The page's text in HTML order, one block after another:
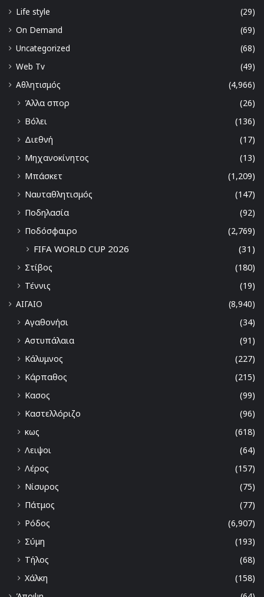
Life style
(29)
On Demand
(69)
Uncategorized
(68)
Web Tv
(49)
Αθλητισμός
(4,966)
Άλλα σπορ
(26)
Βόλει
(136)
Διεθνή
(17)
Μηχανοκίνητος
(13)
Μπάσκετ
(1,209)
Ναυταθλητισμός
(147)
Ποδηλασία
(92)
Ποδόσφαιρο
(2,769)
FIFA WORLD CUP 2026 (31)
Στίβος
(180)
Τέννις
(19)
ΑΙΓΑΙΟ
(8,940)
Αγαθονήσι
(34)
Αστυπάλαια
(91)
Κάλυμνος
(227)
Κάρπαθος
(215)
Κασος
(99)
Καστελλόριζο
(96)
κως
(618)
Λειψοι
(64)
Λέρος
(157)
Νίσυρος
(75)
Πάτμος
(77)
Ρόδος
(6,907)
Σύμη
(193)
Τήλος
(68)
Χάλκη
(158)